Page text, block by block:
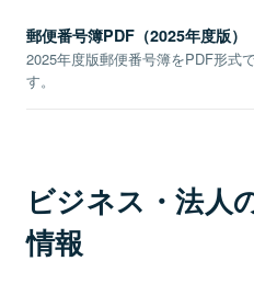
郵便番号簿PDF（2025年度版）
2025年度版郵便番号簿をPDF形式
す。
ビジネス・法人
情報